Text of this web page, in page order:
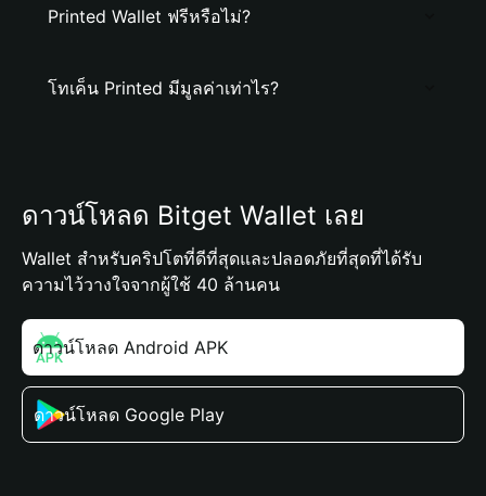
Printed Wallet ฟรีหรือไม่?
โทเค็น Printed มีมูลค่าเท่าไร?
ดาวน์โหลด Bitget Wallet เลย
Wallet สำหรับคริปโตที่ดีที่สุดและปลอดภัยที่สุดที่ได้รับ
ความไว้วางใจจากผู้ใช้ 40 ล้านคน
ดาวน์โหลด Android APK
ดาวน์โหลด Google Play